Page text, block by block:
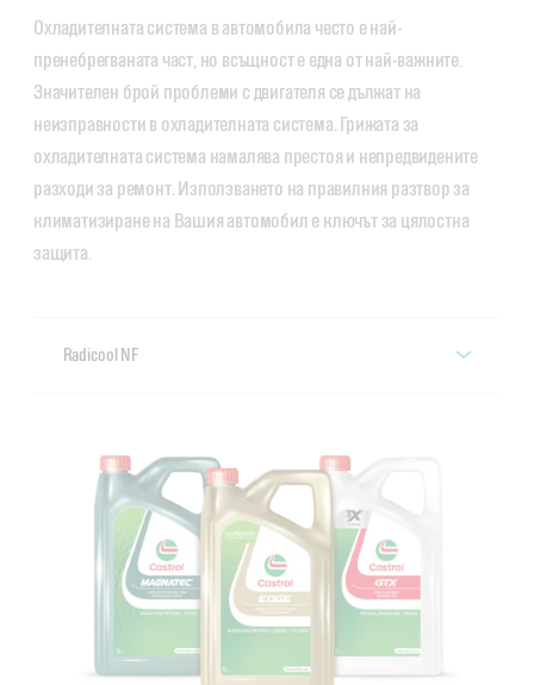
Охладителната система в автомобила често е най-
пренебрегваната част, но всъщност е една от най-важните.
Значителен брой проблеми с двигателя се дължат на
неизправности в охладителната система. Грижата за
охладителната система намалява престоя и непредвидените
разходи за ремонт. Използването на правилния разтвор за
климатизиране на Вашия автомобил е ключът за цялостна
защита.
Radicool NF